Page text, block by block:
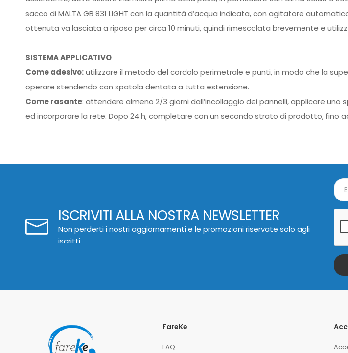
sacco di MALTA GB 831 LIGHT con la quantità d’acqua indicata, con agitatore
ottenuta va lasciata a riposo per circa 10 minuti, quindi rimescolata brevemente e
SISTEMA APPLICATIVO
Come adesivo:utilizzare il metodo del cordolo perimetrale e punti, in modo che la
operare stendendo con spatola dentata a tutta estensione.
Come rasante: attendere almeno 2/3 giorni dall’incollaggio dei pannelli, applicare uno
ed incorporare la rete. Dopo 24 h, completare con un secondo strato di prodotto, fino
ISCRIVITI ALLA NOSTRA NEWSLETTER
Non perderti i nostri aggiornamenti e le promozioni riservate solo agli
iscritti.
FareKe
FAQ